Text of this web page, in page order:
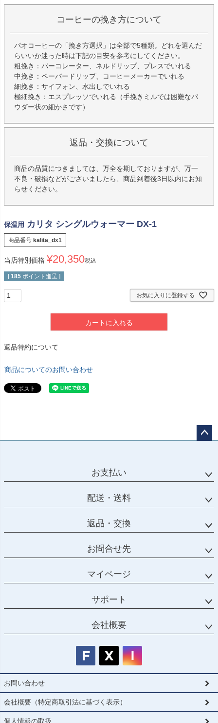
コーヒーの挽き方について
パオコーヒーの「挽き方選択」は全部で5種類。どれを選んだ
らいいか迷った時は下記の目安を参考にしてください。
粗挽き：パーコレーター、ネルドリップ、プレスでいれる
中挽き：ペーパードリップ、コーヒーメーカーでいれる
細挽き：サイフォン、水出しでいれる
極細挽き：エスプレッソでいれる（手挽きミルでは困難なパ
ウダー状の細かさです）
返品・交換について
商品の品質につきましては、万全を期しておりますが、万一
不良・破損などがございましたら、商品到着後3日以内にお知
らせください。
保温用 カリタ シングルウォーマー DX-1
商品番号 kalita_dx1
当店特別価格 ¥20,350税込
[ 185 ポイント進呈 ]
お気に入りに登録する
カートに入れる
返品特約について
商品についてのお問い合わせ
お支払い
配送・送料
返品・交換
お問合せ先
マイページ
サポート
会社概要
お問い合わせ
会社概要（特定商取引法に基づく表示）
個人情報の取扱